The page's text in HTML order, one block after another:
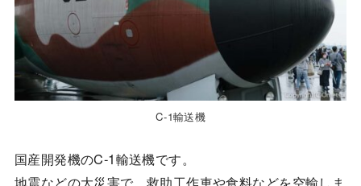
C-1輸送機
国産開発機のC-1輸送機です。
地震などの大災害で、救助工作車や食料などを空輸しま